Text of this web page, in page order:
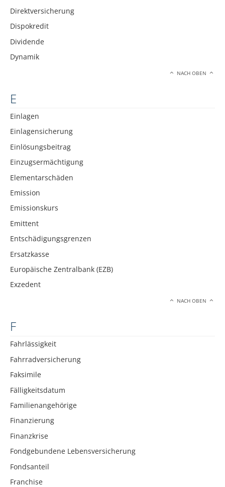
Direktversicherung
Dispokredit
Dividende
Dynamik
NACH OBEN
E
Einlagen
Einlagensicherung
Einlösungsbeitrag
Einzugsermächtigung
Elementarschäden
Emission
Emissionskurs
Emittent
Entschädigungsgrenzen
Ersatzkasse
Europäische Zentralbank (EZB)
Exzedent
NACH OBEN
F
Fahrlässigkeit
Fahrradversicherung
Faksimile
Fälligkeitsdatum
Familienangehörige
Finanzierung
Finanzkrise
Fondgebundene Lebensversicherung
Fondsanteil
Franchise